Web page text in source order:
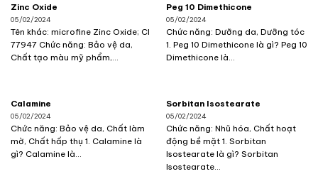
Zinc Oxide
05/02/2024
Tên khác: microfine Zinc Oxide; CI
77947 Chức năng: Bảo vệ da,
Chất tạo màu mỹ phẩm,...
Peg 10 Dimethicone
05/02/2024
Chức năng: Dưỡng da, Dưỡng tóc
1. Peg 10 Dimethicone là gì? Peg 10
Dimethicone là...
Calamine
05/02/2024
Chức năng: Bảo vệ da, Chất làm
mờ, Chất hấp thụ 1. Calamine là
gì? Calamine là...
Sorbitan Isostearate
05/02/2024
Chức năng: Nhũ hóa, Chất hoạt
động bề mặt 1. Sorbitan
Isostearate là gì? Sorbitan
Isostearate...